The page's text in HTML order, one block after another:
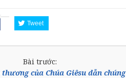
Tweet
Bài trước:
của Chúa Giêsu dẫn chúng